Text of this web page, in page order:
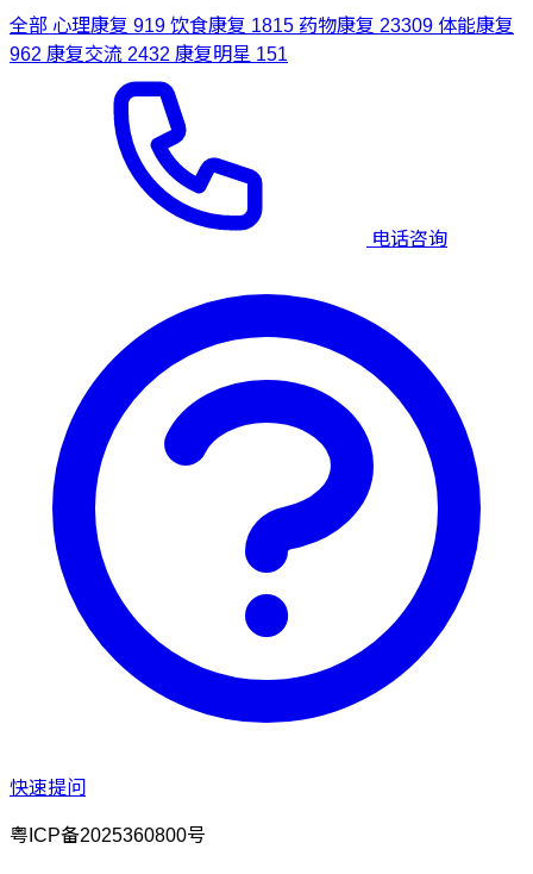
全部 心理康复 919饮食康复 1815 药物康复 23309 体能康复
962康复交流2432康复明星 151
电话咨询
快速提问
粤ICP备2025360800号